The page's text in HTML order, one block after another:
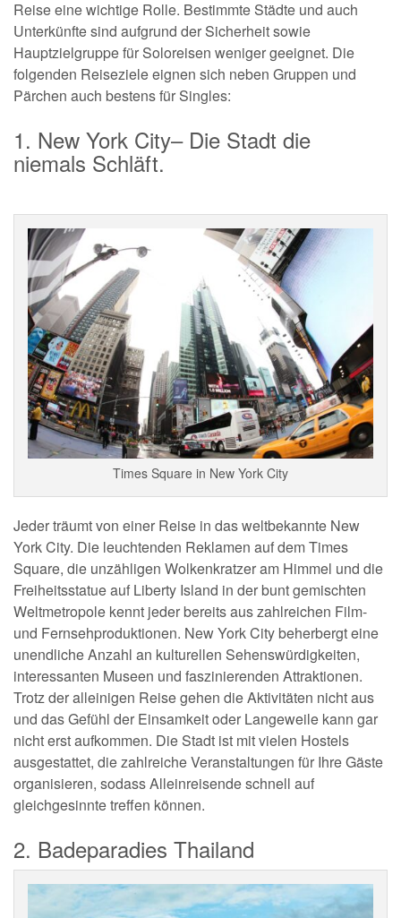
Reise eine wichtige Rolle. Bestimmte Städte und auch
Unterkünfte sind aufgrund der Sicherheit sowie
Hauptzielgruppe für Soloreisen weniger geeignet. Die
folgenden Reiseziele eignen sich neben Gruppen und
Pärchen auch bestens für Singles:
1. New York City– Die Stadt die
niemals Schläft.
Times Square in New York City
Jeder träumt von einer Reise in das weltbekannte New
York City. Die leuchtenden Reklamen auf dem Times
Square, die unzähligen Wolkenkratzer am Himmel und die
Freiheitsstatue auf Liberty Island in der bunt gemischten
Weltmetropole kennt jeder bereits aus zahlreichen Film-
und Fernsehproduktionen. New York City beherbergt eine
unendliche Anzahl an kulturellen Sehenswürdigkeiten,
interessanten Museen und faszinierenden Attraktionen.
Trotz der alleinigen Reise gehen die Aktivitäten nicht aus
und das Gefühl der Einsamkeit oder Langeweile kann gar
nicht erst aufkommen. Die Stadt ist mit vielen Hostels
ausgestattet, die zahlreiche Veranstaltungen für Ihre Gäste
organisieren, sodass Alleinreisende schnell auf
gleichgesinnte treffen können.
2. Badeparadies Thailand